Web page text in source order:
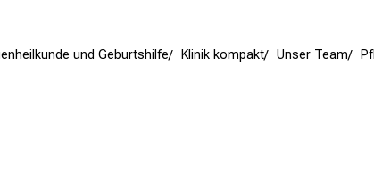
und Geburtshilfe Klinik kompakt Unser Team